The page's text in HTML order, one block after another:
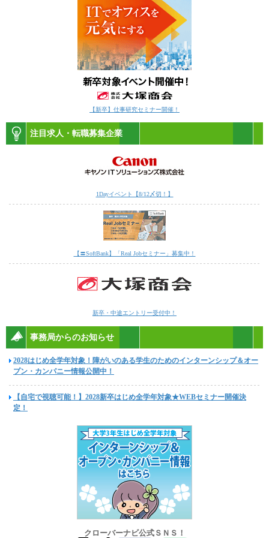
【新卒】仕事研究セミナー開催！
注目求人・転職募集企業
1Dayイベント【8/12〆切！】
【〓SoftBank】「Real Jobセミナー」募集中！
新卒・中途エントリー受付中！
事務局からのお知らせ
2028はじめ全学年対象！障がいのある学生のためのインターンシップ＆オー
プン・カンパニー情報公開中！
【自宅で視聴可能！】2028新卒はじめ全学年対象★WEBセミナー開催決
定！
クローバーナビ公式ＳＮＳ！